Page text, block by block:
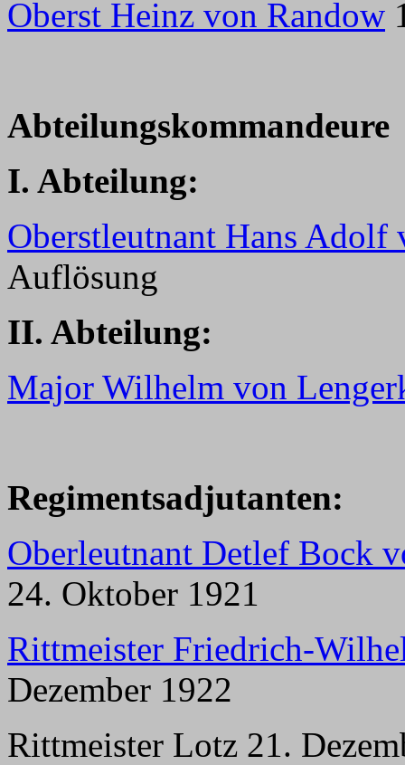
Oberst Heinz von Randow
Abteilungskommandeure
I. Abteilung:
Oberstleutnant Hans Adolf
Auflösung
II. Abteilung:
Major Wilhelm von
Regimentsadjutanten:
Oberleutnant Detlef Bock
24. Oktober 1921
Rittmeister Friedrich-
Dezember 1922
Rittmeister Lotz 21.